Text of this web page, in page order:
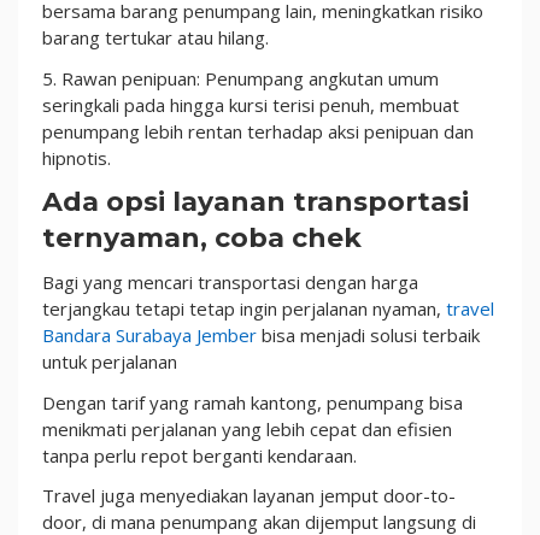
bersama barang penumpang lain, meningkatkan risiko
barang tertukar atau hilang.
5. Rawan penipuan: Penumpang angkutan umum
seringkali pada hingga kursi terisi penuh, membuat
penumpang lebih rentan terhadap aksi penipuan dan
hipnotis.
Ada opsi layanan transportasi
ternyaman, coba chek
Bagi yang mencari transportasi dengan harga
terjangkau tetapi tetap ingin perjalanan nyaman, travel
Bandara Surabaya Jember bisa menjadi solusi terbaik
untuk perjalanan
Dengan tarif yang ramah kantong, penumpang bisa
menikmati perjalanan yang lebih cepat dan efisien
tanpa perlu repot berganti kendaraan.
Travel juga menyediakan layanan jemput door-to-
door, di mana penumpang akan dijemput langsung di